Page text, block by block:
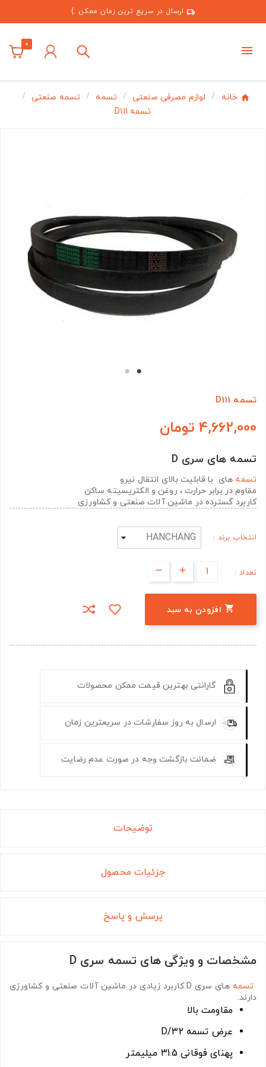
ارسال در سریع ترین زمان ممکن :)
0
خانه لوازم مصرفی صنعتی تسمه
تسمه صنعتی
تسمه D111
تسمه D111
4,662,000 تومان
تسمه های سری D
تسمه های با قابلیت بالای انتقال نیرو
مقاوم در برابر حرارت ، روغن و الکتریسیته ساکن
کاربرد گسترده در ماشین آلات صنعتی و کشاورزی
انتخاب برند :
تعداد :
 افزودن به سبد
گارانتی بهترین قیمت ممکن محصولات
ارسال به روز سفارشات در سریعترین زمان
ضمانت بازگشت وجه در صورت عدم رضایت
توضیحات
جزئیات محصول
پرسش و پاسخ
مشخصات و ویژگی های تسمه سری D
تسمه های سری D
کاربرد زیادی در ماشین آلات صنعتی و کشاورزی
دارند.
مقاومت بالا
عرض تسمه D/32
پهنای فوقانی 31.5 میلیمتر